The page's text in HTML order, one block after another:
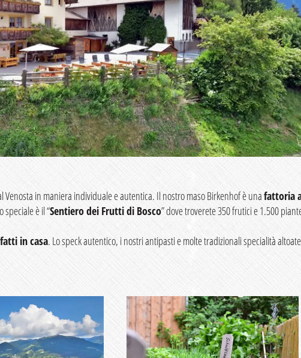
Venosta in maniera individuale e autentica. Il nostro maso Birkenhof è unafattoria
speciale è il “Sentiero dei Frutti di Bosco” dove troverete 350 frutici e 1.500
in casa. Lo speck autentico, i nostri antipasti e molte tradizionali specialità